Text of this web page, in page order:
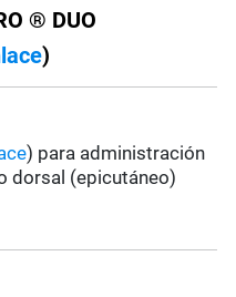
® DUO
)
) para administración
dorsal (epicutáneo)